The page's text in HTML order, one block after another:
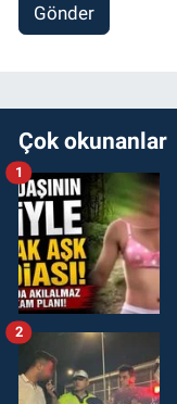
Gönder
Çok okunanlar
1
2